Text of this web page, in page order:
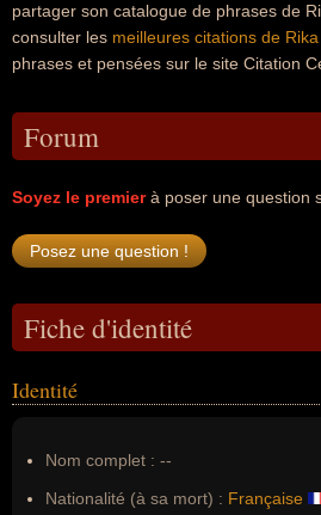
partager son catalogue de phrases de
consulter les meilleures citations de
phrases et pensées sur le site Citation
Forum
Soyez le premierà poser une question
Fiche d'identité
Identité
Nom complet : --
Nationalité (à sa mort) : Française